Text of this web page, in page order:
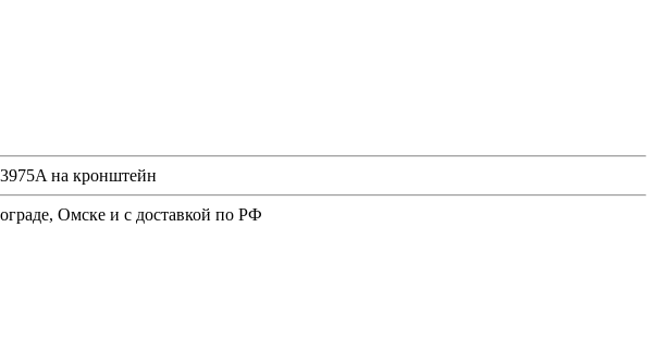
на кронштейн
Омске и с доставкой по РФ